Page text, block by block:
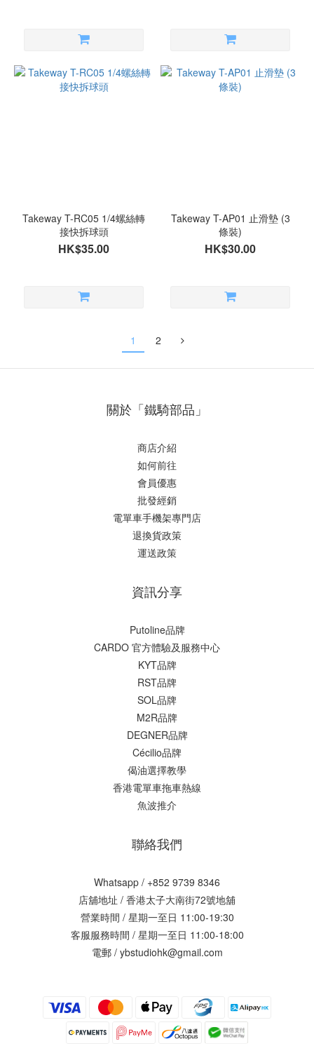
Takeway T-RC05 1/4螺絲轉
接快拆球頭
HK$35.00
Takeway T-AP01 止滑墊 (3
條裝)
HK$30.00
1 2
關於「鐵騎部品」
商店介紹
如何前往
會員優惠
批發經銷
電單車手機架專門店
退換貨政策
運送政策
資訊分享
Putoline品牌
CARDO 官方體驗及服務中心
KYT品牌
RST品牌
SOL品牌
M2R品牌
DEGNER品牌
Cécilio品牌
偈油選擇教學
香港電單車拖車熱線
魚波推介
聯絡我們
Whatsapp / +852 9739 8346
店舖地址 / 香港太子大南街72號地舖
營業時間 / 星期一至日 11:00-19:30
客服服務時間 / 星期一至日 11:00-18:00
電郵 / ybstudiohk@gmail.com